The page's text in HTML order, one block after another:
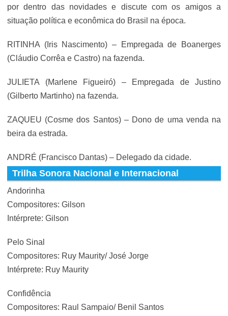
por dentro das novidades e discute com os amigos a
situação política e econômica do Brasil na época.
RITINHA (Iris Nascimento) – Empregada de Boanerges
(Cláudio Corrêa e Castro) na fazenda.
JULIETA (Marlene Figueiró) – Empregada de Justino
(Gilberto Martinho) na fazenda.
ZAQUEU (Cosme dos Santos) – Dono de uma venda na
beira da estrada.
ANDRÉ (Francisco Dantas) – Delegado da cidade.
Trilha Sonora Nacional e Internacional
Andorinha
Compositores: Gilson
Intérprete: Gilson
Pelo Sinal
Compositores: Ruy Maurity/ José Jorge
Intérprete: Ruy Maurity
Confidência
Compositores: Raul Sampaio/ Benil Santos